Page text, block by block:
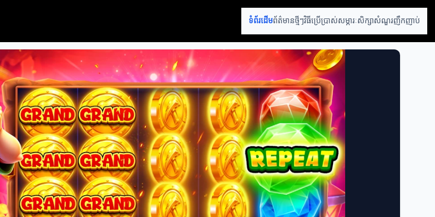
ទំព័រដើមព័ត៌មានថ្មីៗវិធីប្រើប្រាស់សម្ភារៈសិក្សាសំណួរញឹកញាប់